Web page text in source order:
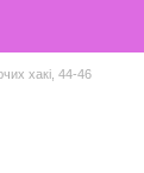
хакі, 44-46